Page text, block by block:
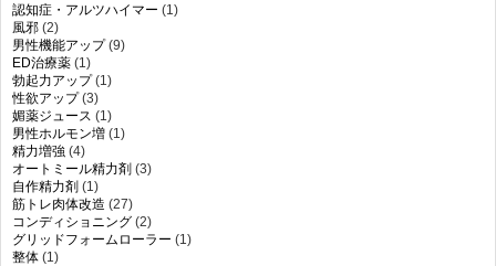
認知症・アルツハイマー (1)
風邪 (2)
男性機能アップ(9)
ED治療薬 (1)
勃起力アップ(1)
性欲アップ(3)
媚薬ジュース (1)
男性ホルモン増 (1)
精力増強 (4)
オートミール精力剤 (3)
自作精力剤 (1)
筋トレ肉体改造 (27)
コンディショニング (2)
グリッドフォームローラー (1)
整体 (1)